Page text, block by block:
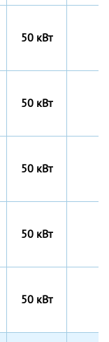
50 кВт
50 кВт
50 кВт
50 кВт
50 кВт